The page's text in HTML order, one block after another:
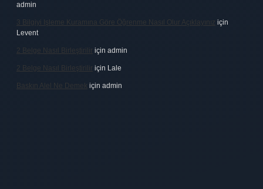
admin
3 Bilgiyi Işleme Kuramına Göre Öğrenme Nasıl Olur Açıklayınız için
Levent
2 Belge Nasıl Birleştirilir için admin
2 Belge Nasıl Birleştirilir için Lale
Baskın Alel Ne Demek için admin